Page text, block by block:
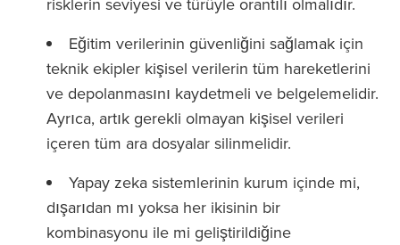
Eğitim verilerinin güvenliğini sağlamak için
teknik ekipler kişisel verilerin tüm hareketlerini
ve depolanmasını kaydetmeli ve belgelemelidir.
Ayrıca, artık gerekli olmayan kişisel verileri
içeren tüm ara dosyalar silinmelidir.
Yapay zeka sistemlerinin kurum içinde mi,
dışarıdan mı yoksa her ikisinin bir
kombinasyonu ile mi geliştirildiğine